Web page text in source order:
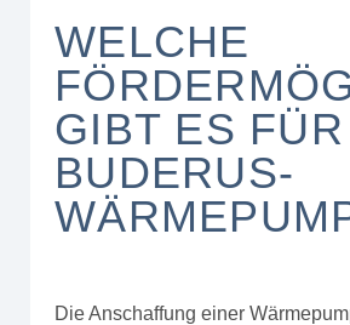
WELCHE
GIBT ES FÜR
BUDERUS-
Die Anschaffung einer